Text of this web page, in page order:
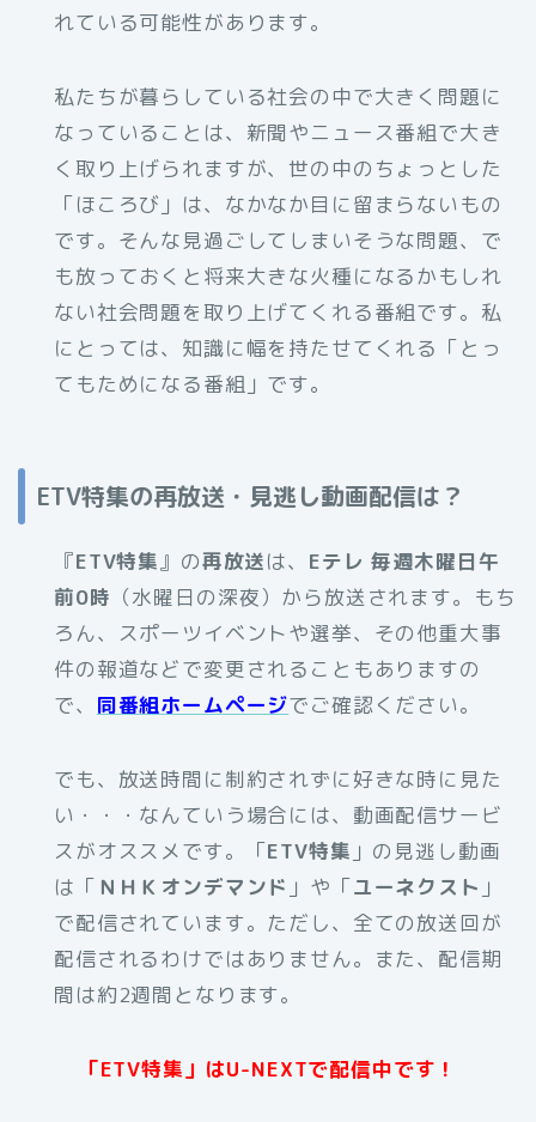
れている可能性があります。
私たちが暮らしている社会の中で大きく問題に
なっていることは、新聞やニュース番組で大き
く取り上げられますが、世の中のちょっとした
「ほころび」は、なかなか目に留まらないもの
です。そんな見過ごしてしまいそうな問題、で
も放っておくと将来大きな火種になるかもしれ
ない社会問題を取り上げてくれる番組です。私
にとっては、知識に幅を持たせてくれる「とっ
てもためになる番組」です。
ETV特集の再放送・見逃し動画配信は？
『ETV特集』の再放送は、 Eテレ 毎週木曜日午
前0時 （水曜日の深夜）から放送されます。もち
ろん、スポーツイベントや選挙、その他重大事
件の報道などで変更されることもありますの
で、 同番組ホームページでご確認ください。
でも、放送時間に制約されずに好きな時に見た
い・・・なんていう場合には、動画配信サービ
スがオススメです。
「ETV特集 」の見逃し動画
は「 ＮＨＫオンデマンド 」や「ユーネクスト 」
で配信されています。ただし、全ての放送回が
配信されるわけではありません。また、配信期
間は約2週間となります。
「ETV特集」はU-NEXTで配信中です！